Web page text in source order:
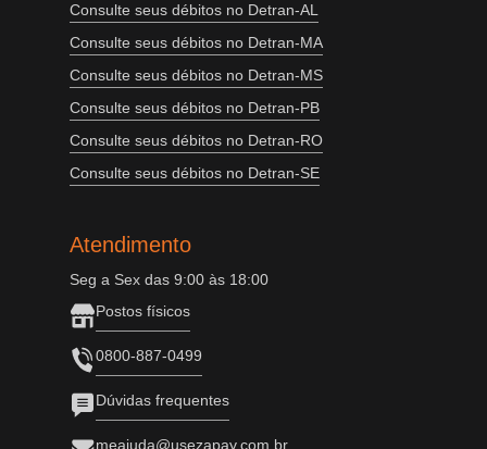
Consulte seus débitos no Detran-AL
Consulte seus débitos no Detran-MA
Consulte seus débitos no Detran-MS
Consulte seus débitos no Detran-PB
Consulte seus débitos no Detran-RO
Consulte seus débitos no Detran-SE
Atendimento
Seg a Sex das 9:00 às 18:00
Postos físicos
0800-887-0499
Dúvidas frequentes
meajuda@usezapay.com.br